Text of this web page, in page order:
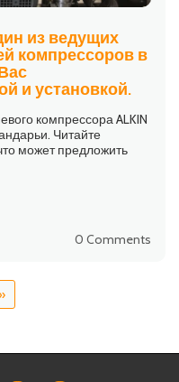
из ведущих
компрессоров в
и установкой.
компрессора ALKIN
Читайте
может предложить
0 Comments